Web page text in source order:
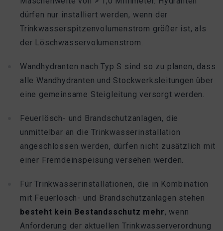
dürfen nur installiert werden, wenn der
Trinkwasserspitzenvolumenstrom größer ist, als
der Löschwasservolumenstrom.
Wandhydranten nach Typ S sind so zu planen, dass
alle Wandhydranten und Stockwerksleitungen über
eine gemeinsame Steigleitung versorgt werden.
Feuerlösch- und Brandschutzanlagen, die
unmittelbar an die Trinkwasserinstallation
angeschlossen werden, dürfen nicht zusätzlich mit
einer Fremdeinspeisung versehen werden.
Für Trinkwasserinstallationen, die in Kombination
mit Feuerlösch- und Brandschutzanlagen stehen
besteht kein Bestandsschutz mehr, wenn
Anforderung der aktuellen Trinkwasserverordnung